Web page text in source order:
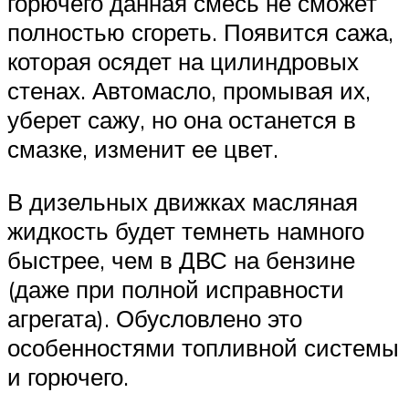
полностью сгореть. Появится сажа,
которая осядет на цилиндровых
стенах. Автомасло, промывая их,
уберет сажу, но она останется в
смазке, изменит ее цвет.
В дизельных движках масляная
жидкость будет темнеть намного
быстрее, чем в ДВС на бензине
(даже при полной исправности
агрегата). Обусловлено это
особенностями топливной системы
и горючего.